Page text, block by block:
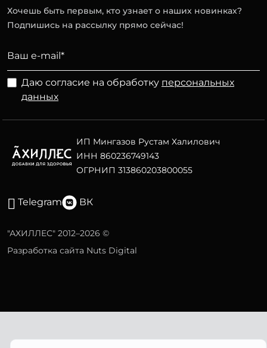
Хочешь быть первым, кто узнает о наших новинках?
Подпишись на рассылку прямо сейчас!
Даю согласие на обработку персональных
данных
ИП Мингазов Рустам Халилович
ИНН 860236749143
ОГРНИП 313860203800055
Telegram ВК
"АХИЛЛЕС" 2012–2026 ©
Разработка сайта Nuts Digital